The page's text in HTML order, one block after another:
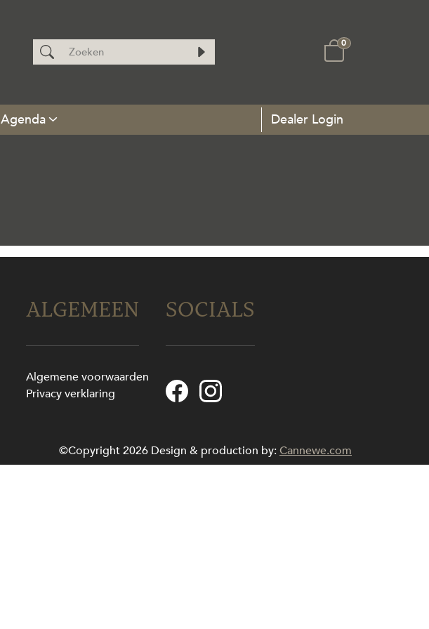
0
Agenda Dealer Login
ALGEMEEN
Algemene voorwaarden
Privacy verklaring
SOCIALS
©Copyright 2026 Design & production by:Cannewe.com